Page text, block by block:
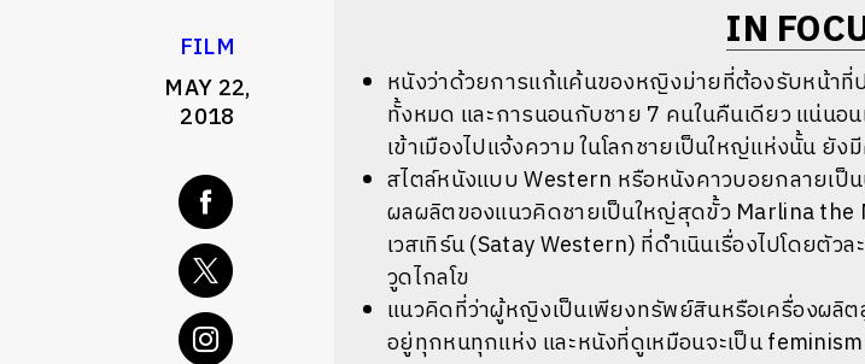
FILM
MAY 22,
2018
IN
หนังว่าด้วยการแก้แค้นของหญิงม่ายที่ต้องรับหน้า
ทั้งหมด และการนอนกับชาย 7 คนในคืนเดียว แน่นอ
เข้าเมืองไปแจ้งความ ในโลกชายเป็นใหญ่แห่งนั้น ยั
สไตล์หนังแบบ Western หรือหนังคาวบอยกลายเป็
ผลผลิตของแนวคิดชายเป็นใหญ่สุดขั้ว Marlina the
เวสเทิร์น (Satay Western) ที่ดำเนินเรื่องไปโดย
วูดไกลโข
แนวคิดที่ว่าผู้หญิงเป็นเพียงทรัพย์สินหรือเครื่องผลิ
อยู่ทุกหนทุกแห่ง และหนังที่ดูเหมือนจะเป็น